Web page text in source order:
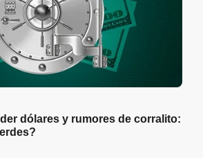
dólares y rumores de corralito: